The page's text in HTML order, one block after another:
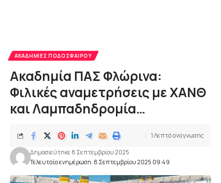
ΑΚΑΔΗΜΊΕΣ ΠΟΔΟΣΦΑΊΡΟΥ
Ακαδημία ΠΑΣ Φλώρινα:
Φιλικές αναμετρήσεις με ΧΑΝΘ
και Λαμπαδηδρομία…
Τελευταία ενημέρωση: 8 Σεπτεμβρίου 2025 09:49
Δημοσιεύτηκε 8 Σεπτεμβρίου 2025
1 Λεπτά αναγνωσης